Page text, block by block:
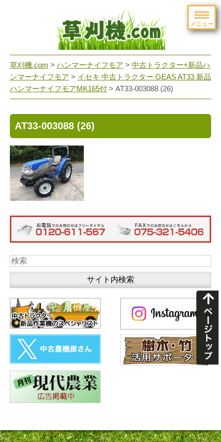
メニュー
草刈機.com > ハンマーナイフモア > 中古トラクター+新品ハ
ンマーナイフモア > イセキ 中古トラクター GEAS AT33 新品
ハンマーナイフモアMK165付 > AT33-003088 (26)
AT33-003088 (26)